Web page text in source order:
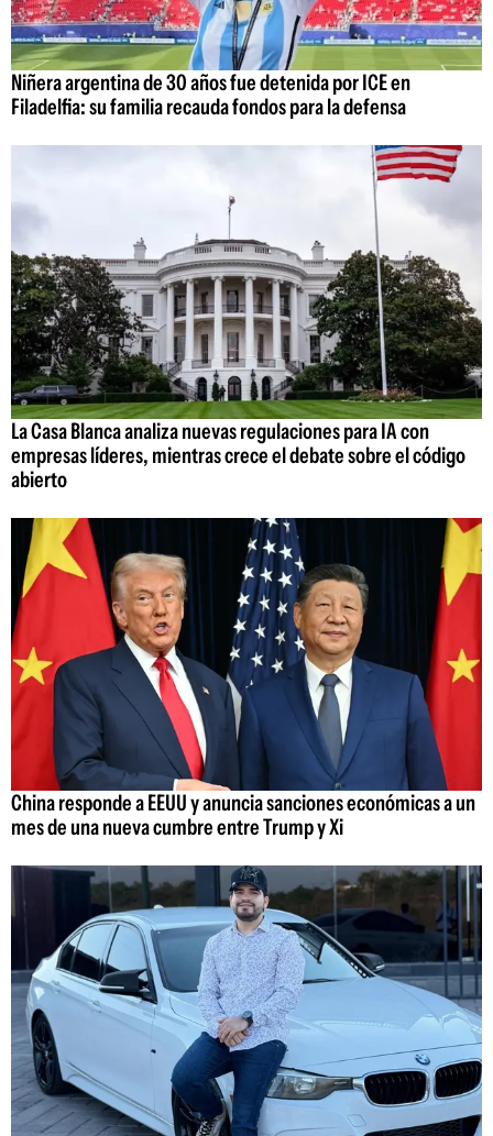
Niñera argentina de 30 años fue detenida por ICE en
Filadelfia: su familia recauda fondos para la defensa
La Casa Blanca analiza nuevas regulaciones para IA con
empresas líderes, mientras crece el debate sobre el código
abierto
China responde a EEUU y anuncia sanciones económicas a un
mes de una nueva cumbre entre Trump y Xi